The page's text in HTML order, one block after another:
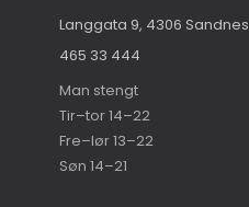
Langgata 9, 4306 Sandnes
465 33 444
Man stengt
Tir–tor 14–22
Fre–lør 13–22
Søn 14–21